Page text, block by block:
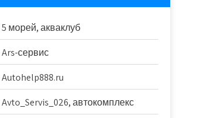
5 морей, акваклуб
Ars-сервис
Autohelp888.ru
Avto_Servis_026, автокомплекс